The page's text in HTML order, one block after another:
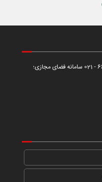
سامانه پیام گیر دفتر مرکزی تهران؛ 66014205 - 021 سامانه فضای مجازی؛